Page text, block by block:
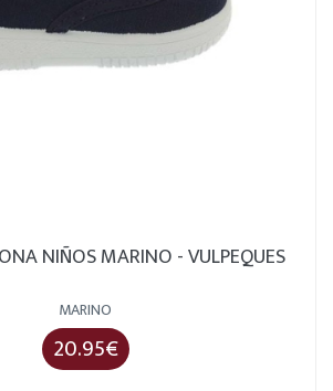
NIÑOS MARINO - VULPEQUES
MARINO
20.95€